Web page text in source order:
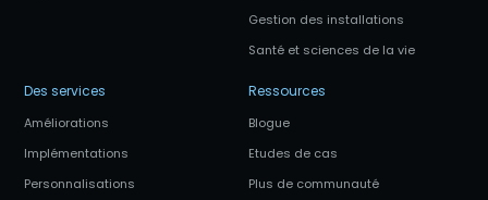
Gestion des installations
Santé et sciences de la vie
Des services
Améliorations
Implémentations
Personnalisations
Ressources
Blogue
Etudes de cas
Plus de communauté